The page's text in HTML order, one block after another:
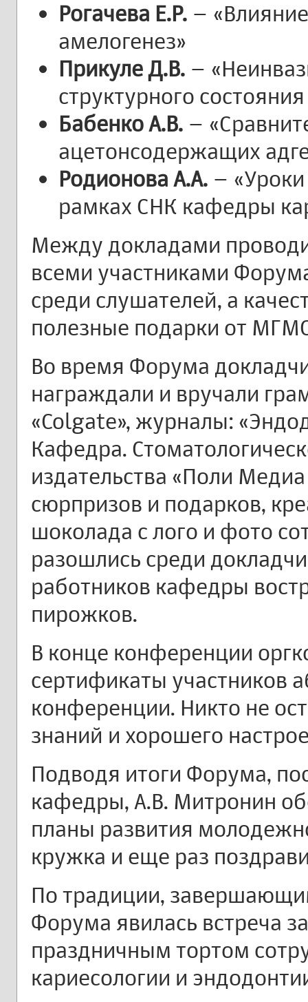
Рогачева Е.Р. –
амелогенез»
Прикуле Д.В. –
структурного
Бабенко А.В. –
ацетонсодержащих
Родионова А.А. –
рамках СНК кафедры
Между докладами
всеми участниками
среди слушателей, а
полезные подарки от
Во время Форума
награждали и вручали
«Colgate», журналы:
Кафедра.
издательства «Поли
сюрпризов и подарков,
шоколада с лого и фото
разошлись среди
работников кафедры
пирожков.
В конце конференции
сертификаты участников
конференции. Никто не
знаний и хорошего
Подводя итоги Форума,
кафедры, А.В. Митронин
планы развития
кружка и еще раз
По традиции,
Форума явилась встреча
праздничным тортом
кариесологии и